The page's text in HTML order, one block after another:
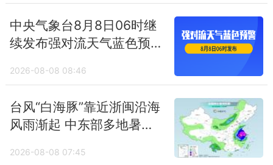
中央气象台8月8日06时继
续发布强对流天气蓝色预
2026-08-08 08:46
台风“白海豚”靠近浙闽沿海
风雨渐起 中东部多地暑热
2026-08-08 07:45